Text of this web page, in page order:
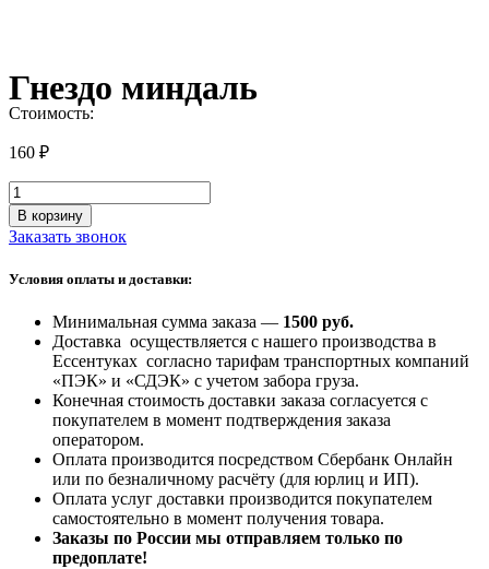
Гнездо миндаль
Стоимость:
160 ₽
Количество
товара
Гнездо
миндаль
В корзину
Заказать звонок
Условия оплаты и доставки:
Минимальная сумма заказа — 1500 руб.
Доставка осуществляется с нашего производства в
Ессентуках согласно тарифам транспортных компаний
«ПЭК» и «СДЭК» с учетом забора груза.
Конечная стоимость доставки заказа согласуется с
покупателем в момент подтверждения заказа
оператором.
Оплата производится посредством Сбербанк Онлайн
или по безналичному расчёту (для юрлиц и ИП).
Оплата услуг доставки производится покупателем
самостоятельно в момент получения товара.
Заказы по России мы отправляем только по
предоплате!